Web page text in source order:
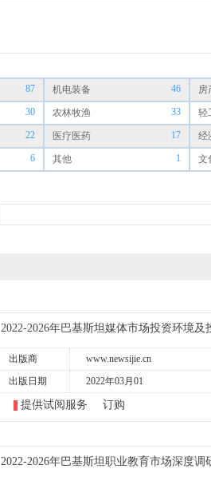
87 机电装备 46 房
30 农林牧渔 33 轻
22 医疗医药 17 经
6 其他 1 文
2022-2026年巴基斯坦媒体市场投资环境及
出版商 www.newsijie.cn
出版日期
2022年03月01
提供试阅服务 订购
2022-2026年巴基斯坦职业教育市场深度调